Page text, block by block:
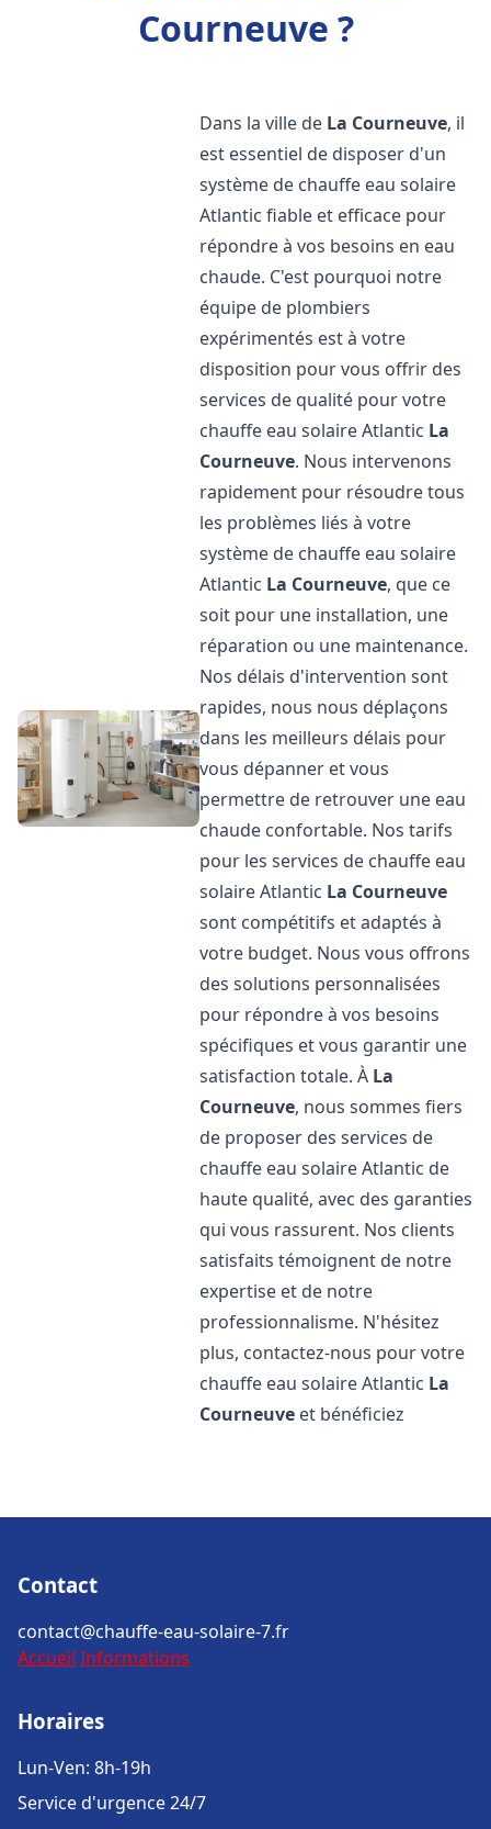
Courneuve ?
Dans la ville de La Courneuve, il
est essentiel de disposer d'un
système de chauffe eau solaire
Atlantic fiable et efficace pour
répondre à vos besoins en eau
chaude. C'est pourquoi notre
équipe de plombiers
expérimentés est à votre
disposition pour vous offrir des
services de qualité pour votre
chauffe eau solaire Atlantic La
Courneuve. Nous intervenons
rapidement pour résoudre tous
les problèmes liés à votre
système de chauffe eau solaire
Atlantic La Courneuve, que ce
soit pour une installation, une
réparation ou une maintenance.
Nos délais d'intervention sont
rapides, nous nous déplaçons
dans les meilleurs délais pour
vous dépanner et vous
permettre de retrouver une eau
chaude confortable. Nos tarifs
pour les services de chauffe eau
solaire Atlantic La Courneuve
sont compétitifs et adaptés à
votre budget. Nous vous offrons
des solutions personnalisées
pour répondre à vos besoins
spécifiques et vous garantir une
satisfaction totale. À La
Courneuve, nous sommes fiers
de proposer des services de
chauffe eau solaire Atlantic de
haute qualité, avec des garanties
qui vous rassurent. Nos clients
satisfaits témoignent de notre
expertise et de notre
professionnalisme. N'hésitez
plus, contactez-nous pour votre
chauffe eau solaire Atlantic La
Courneuve et bénéficiez
Contact
contact@chauffe-eau-solaire-7.fr
Accueil Informations
Horaires
Lun-Ven: 8h-19h
Service d'urgence 24/7